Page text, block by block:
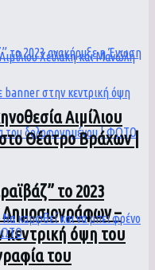
το 2023
–
όψη του
του
Αιμίλιου
Θέατρο Βράχων |